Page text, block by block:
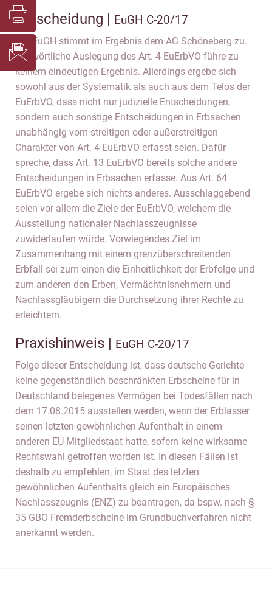
Entscheidung | EuGH C-20/17
Der EuGH stimmt im Ergebnis dem AG Schöneberg zu.
Die wörtliche Auslegung des Art. 4 EuErbVO führe zu
keinem eindeutigen Ergebnis. Allerdings ergebe sich
sowohl aus der Systematik als auch aus dem Telos der
EuErbVO, dass nicht nur judizielle Entscheidungen,
sondern auch sonstige Entscheidungen in Erbsachen
unabhängig vom streitigen oder außerstreitigen
Charakter von Art. 4 EuErbVO erfasst seien. Dafür
spreche, dass Art. 13 EuErbVO bereits solche andere
Entscheidungen in Erbsachen erfasse. Aus Art. 64
EuErbVO ergebe sich nichts anderes. Ausschlaggebend
seien vor allem die Ziele der EuErbVO, welchem die
Ausstellung nationaler Nachlasszeugnisse
zuwiderlaufen würde. Vorwiegendes Ziel im
Zusammenhang mit einem grenzüberschreitenden
Erbfall sei zum einen die Einheitlichkeit der Erbfolge und
zum anderen den Erben, Vermächtnisnehmern und
Nachlassgläubigern die Durchsetzung ihrer Rechte zu
erleichtern.
Praxishinweis | EuGH C-20/17
Folge dieser Entscheidung ist, dass deutsche Gerichte
keine gegenständlich beschränkten Erbscheine für in
Deutschland belegenes Vermögen bei Todesfällen nach
dem 17.08.2015 ausstellen werden, wenn der Erblasser
seinen letzten gewöhnlichen Aufenthalt in einem
anderen EU-Mitgliedstaat hatte, sofern keine wirksame
Rechtswahl getroffen worden ist. In diesen Fällen ist
deshalb zu empfehlen, im Staat des letzten
gewöhnlichen Aufenthalts gleich ein Europäisches
Nachlasszeugnis (ENZ) zu beantragen, da bspw. nach §
35 GBO Fremderbscheine im Grundbuchverfahren nicht
anerkannt werden.